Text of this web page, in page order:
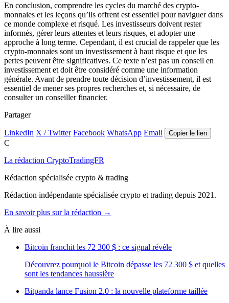
En conclusion, comprendre les cycles du marché des crypto-
monnaies et les leçons qu’ils offrent est essentiel pour naviguer dans
ce monde complexe et risqué. Les investisseurs doivent rester
informés, gérer leurs attentes et leurs risques, et adopter une
approche à long terme. Cependant, il est crucial de rappeler que les
crypto-monnaies sont un investissement à haut risque et que les
pertes peuvent être significatives. Ce texte n’est pas un conseil en
investissement et doit être considéré comme une information
générale. Avant de prendre toute décision d’investissement, il est
essentiel de mener ses propres recherches et, si nécessaire, de
consulter un conseiller financier.
Partager
LinkedIn X / Twitter Facebook WhatsApp Email Copier le lien
C
La rédaction CryptoTradingFR
Rédaction spécialisée crypto & trading
Rédaction indépendante spécialisée crypto et trading depuis 2021.
En savoir plus sur la rédaction →
À lire aussi
Bitcoin franchit les 72 300 $ : ce signal révèle
Découvrez pourquoi le Bitcoin dépasse les 72 300 $ et quelles
sont les tendances haussière
Bitpanda lance Fusion 2.0 : la nouvelle plateforme taillée